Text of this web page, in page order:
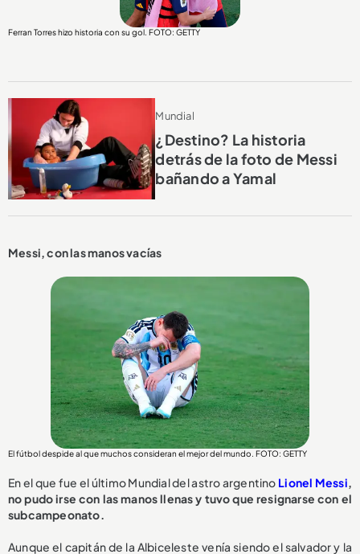
Ferran Torres hizo historia con su gol. FOTO: GETTY
Mundial
¿Destino? La historia
detrás de la foto de Messi
bañando a Yamal
Messi, con las manos vacías
El fútbol despide al que muchos consideran el mejor del mundo. FOTO: GETTY
En el que fue el último Mundial del astro argentino Lionel Messi,
no pudo irse con las manos llenas y tuvo que resignarse con el
subcampeonato.
Aunque el capitán de la Albiceleste venía siendo el salvador y la